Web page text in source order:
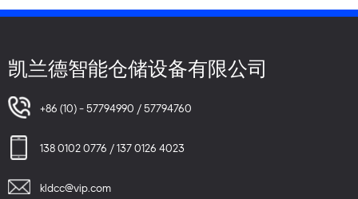
凯兰德智能仓储设备有限公司
+86 (10) - 57794990 / 57794760
138 0102 0776 / 137 0126 4023
kldcc@vip.com